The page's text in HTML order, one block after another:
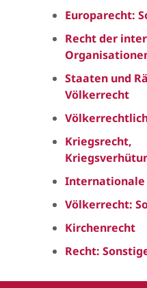
Europarecht:
Recht der
Staaten und
Völkerrecht
Kriegsrecht,
Völkerrecht:
Kirchenrecht
Recht: